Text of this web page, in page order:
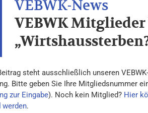
VEBWK
steht ausschließlich unseren
Bitte geben Sie Ihre Mitgliedsnummer
zur Eingabe). Noch kein Mitglied? Hier
.